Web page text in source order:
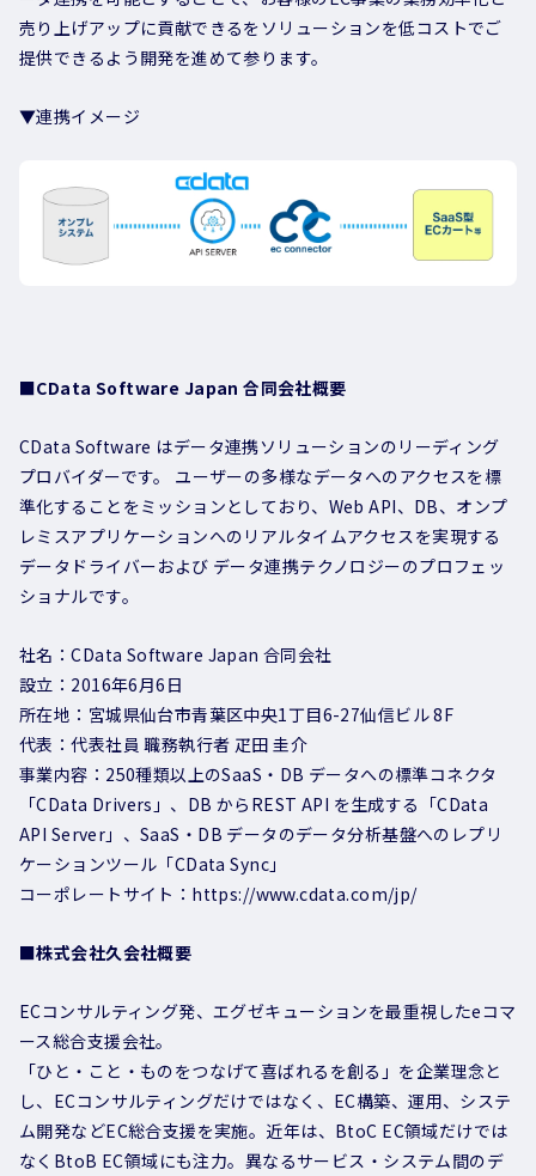
売り上げアップに貢献できるをソリューションを低コストでご
提供できるよう開発を進めて参ります。
▼連携イメージ
■CData Software Japan 合同会社概要
CData Software はデータ連携ソリューションのリーディング
プロバイダーです。 ユーザーの多様なデータへのアクセスを標
準化することをミッションとしており、Web API、DB、オンプ
レミスアプリケーションへのリアルタイムアクセスを実現する
データドライバーおよび データ連携テクノロジーのプロフェッ
ショナルです。
社名：CData Software Japan 合同会社
設立：2016年6月6日
所在地：宮城県仙台市青葉区中央1丁目6-27仙信ビル 8F
代表：代表社員 職務執行者 疋田 圭介
事業内容：250種類以上のSaaS・DB データへの標準コネクタ
「CData Drivers」、DB からREST API を生成する「CData
API Server」、SaaS・DB データのデータ分析基盤へのレプリ
ケーションツール「CData Sync」
コーポレートサイト：https://www.cdata.com/jp/
■株式会社久会社概要
ECコンサルティング発、エグゼキューションを最重視したeコマ
ース総合支援会社。
「ひと・こと・ものをつなげて喜ばれるを創る」を企業理念と
し、ECコンサルティングだけではなく、EC構築、運用、システ
ム開発などEC総合支援を実施。近年は、BtoC EC領域だけでは
なくBtoB EC領域にも注力。異なるサービス・システム間のデ